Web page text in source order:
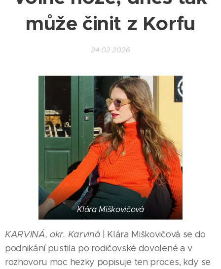
může činit z Korfu
24.02.2026
Klára Miškovičová
KARVINÁ, okr. Karviná
| Klára Miškovičová se do
podnikání pustila po rodičovské dovolené a v
rozhovoru moc hezky popisuje ten proces, kdy se